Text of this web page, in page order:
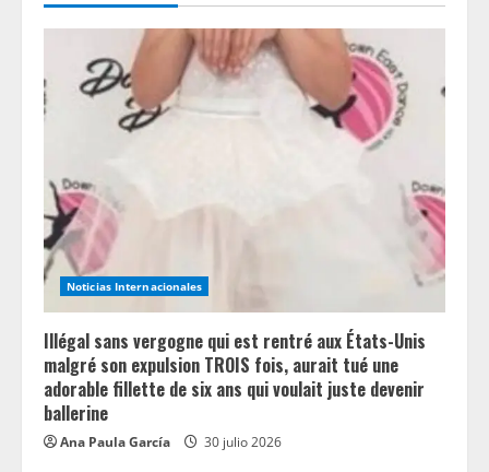
e
e
d
i
n
g
Noticias Internacionales
Illégal sans vergogne qui est rentré aux États-Unis
malgré son expulsion TROIS fois, aurait tué une
adorable fillette de six ans qui voulait juste devenir
ballerine
Ana Paula García 30 julio 2026